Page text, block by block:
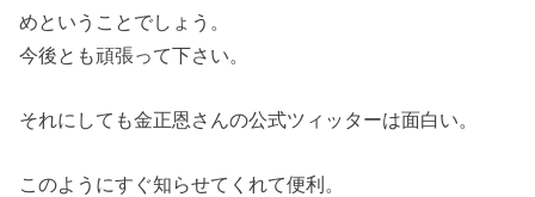
めということでしょう。
今後とも頑張って下さい。
それにしても金正恩さんの公式ツィッターは面白い。
このようにすぐ知らせてくれて便利。